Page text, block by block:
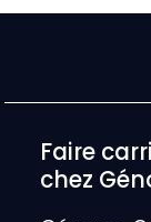
Faire
chez